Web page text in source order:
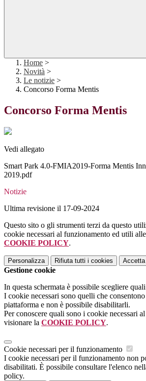
Home >
Novità >
Le notizie >
Concorso Forma Mentis
Concorso Forma Mentis
Vedi allegato
Smart Park 4.0-FMIA2019-Forma Mentis
2019.pdf
Notizie
Ultima revisione il 17-09-2024
Questo sito o gli strumenti terzi da questo
cookie necessari al funzionamento ed utili
COOKIE POLICY.
Personalizza Rifiuta tutti i cookies
Gestione cookie
In questa schermata è possibile scegliere
I cookie necessari sono quelli che
piattaforma e non è possibile disabilitarli.
Per conoscere quali sono i cookie necessari
visionare la COOKIE POLICY.
Cookie necessari per il funzionamento
I cookie necessari per il funzionamento non
disabilitati. È possibile consultare l'elenco
policy.